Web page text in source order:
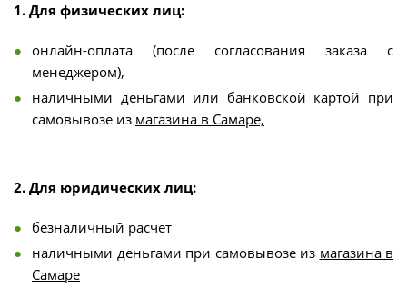
1. Для физических лиц:
онлайн-оплата (после согласования заказа с
менеджером),
наличными деньгами или банковской картой при
самовывозе из магазина в Самаре,
2. Для юридических лиц:
безналичный расчет
наличными деньгами при самовывозе из магазина в
Самаре